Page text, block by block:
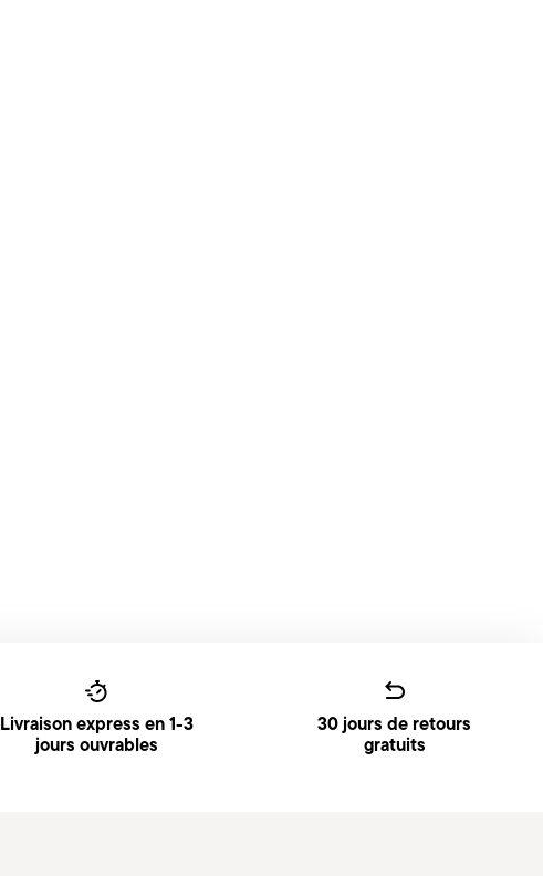
Livraison express en 1-3
jours ouvrables
30 jours de retours
gratuits